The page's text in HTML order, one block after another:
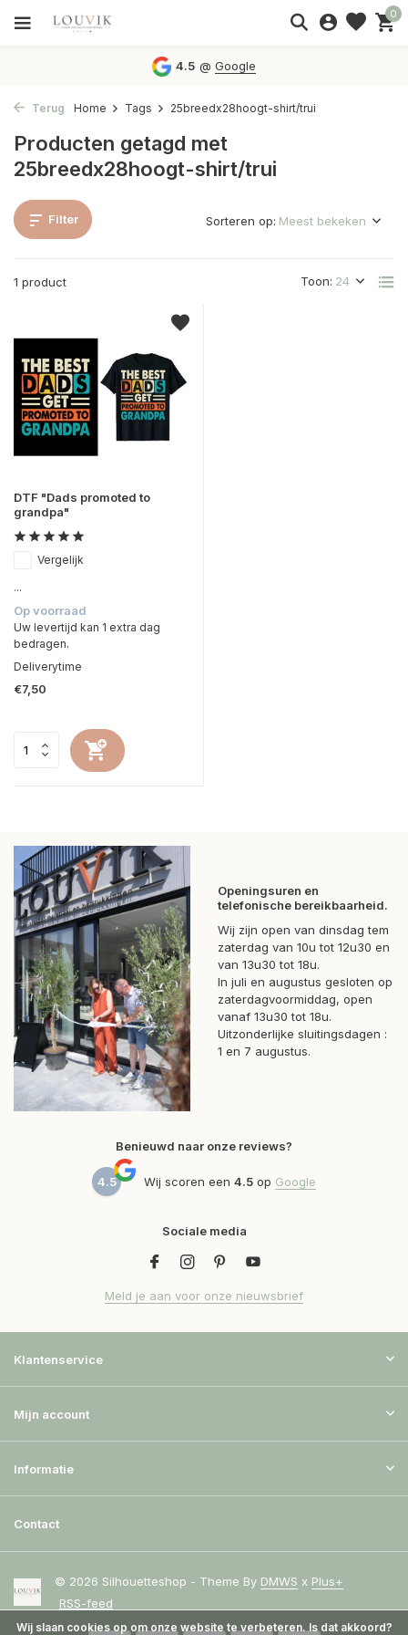
0
4.5 @Google
Terug Home Tags 25breedx28hoogt-shirt/trui
Producten getagd met
25breedx28hoogt-shirt/trui
Filter
1 product Toon:
Sorteren op:
DTF "Dads promoted to
grandpa"
Vergelijk
...
Op voorraad
Uw levertijd kan 1 extra dag
bedragen.
Deliverytime
€7,50
Openingsuren en
telefonische bereikbaarheid.
Wij zijn open van dinsdag tem
zaterdag van 10u tot 12u30 en
van 13u30 tot 18u.
In juli en augustus gesloten op
zaterdagvoormiddag, open
vanaf 13u30 tot 18u.
Uitzonderlijke sluitingsdagen :
1 en 7 augustus.
Benieuwd naar onze reviews?
4.5 Wij scoren een 4.5 op Google
Sociale media
Meld je aan voor onze nieuwsbrief
Klantenservice
Mijn account
Informatie
Contact
© 2026 Silhouetteshop - Theme By DMWS x Plus+
RSS-feed
Wij slaan cookies op om onze website te verbeteren. Is dat akkoord?